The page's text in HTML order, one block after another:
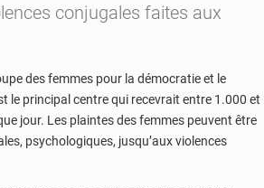
conjugales faites aux
des femmes pour la démocratie et le
le principal centre qui recevrait entre 1.000 et
jour. Les plaintes des femmes peuvent être
psychologiques, jusqu’aux violences